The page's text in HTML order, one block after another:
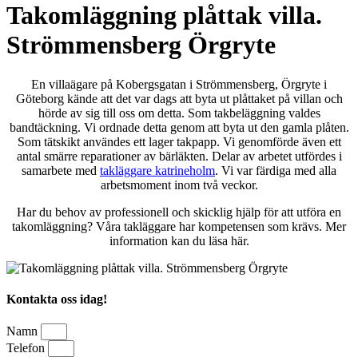
Takomläggning plåttak villa.
Strömmensberg Örgryte
En villaägare på Kobergsgatan i Strömmensberg, Örgryte i
Göteborg kände att det var dags att byta ut plåttaket på villan och
hörde av sig till oss om detta. Som takbeläggning valdes
bandtäckning. Vi ordnade detta genom att byta ut den gamla plåten.
Som tätskikt användes ett lager takpapp. Vi genomförde även ett
antal smärre reparationer av bärläkten. Delar av arbetet utfördes i
samarbete med takläggare katrineholm. Vi var färdiga med alla
arbetsmoment inom två veckor.
Har du behov av professionell och skicklig hjälp för att utföra en
takomläggning? Våra takläggare har kompetensen som krävs. Mer
information kan du läsa här.
Kontakta oss idag!
Namn
Telefon